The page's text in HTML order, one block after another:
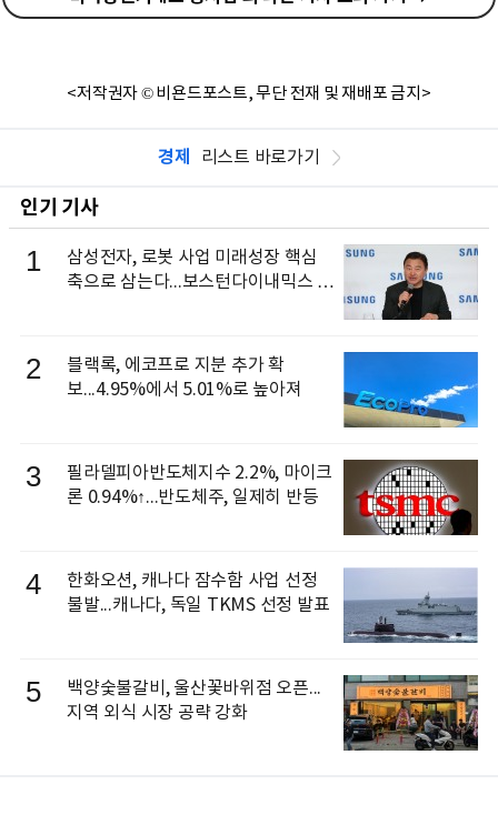
<저작권자 © 비욘드포스트, 무단 전재 및 재배포 금지>
경제 리스트 바로가기
인기 기사
1
삼성전자, 로봇 사업 미래성장 핵심
축으로 삼는다...보스턴다이내믹스 출
2
블랙록, 에코프로 지분 추가 확
보...4.95%에서 5.01%로 높아져
3
필라델피아반도체지수 2.2%, 마이크
론 0.94%↑...반도체주, 일제히 반등
4
한화오션, 캐나다 잠수함 사업 선정
불발...캐나다, 독일 TKMS 선정 발표
5
백양숯불갈비, 울산꽃바위점 오픈...
지역 외식 시장 공략 강화